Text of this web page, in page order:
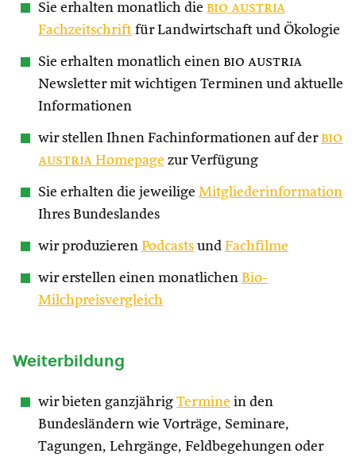
Sie erhalten monatlich die bio austria
Fachzeitschrift für Landwirtschaft und Ökologie
Sie erhalten monatlich einen bio austria
Newsletter mit wichtigen Terminen und aktuelle
Informationen
wir stellen Ihnen Fachinformationen auf der bio
austria Homepage zur Verfügung
Sie erhalten die jeweilige Mitgliederinformation
Ihres Bundeslandes
wir produzieren Podcasts und Fachfilme
wir erstellen einen monatlichen Bio-
Milchpreisvergleich
Weiterbildung
wir bieten ganzjährig Termine in den
Bundesländern wie Vorträge, Seminare,
Tagungen, Lehrgänge, Feldbegehungen oder